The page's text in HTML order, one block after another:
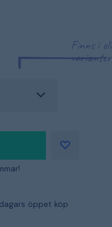
Finns i
varianter
öppet köp